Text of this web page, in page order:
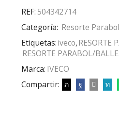
REF:504342714
Categoría: Resorte
Etiquetas:iveco,RESORTE
RESORTE PARABOL/
Marca: IVECO
Compartir: